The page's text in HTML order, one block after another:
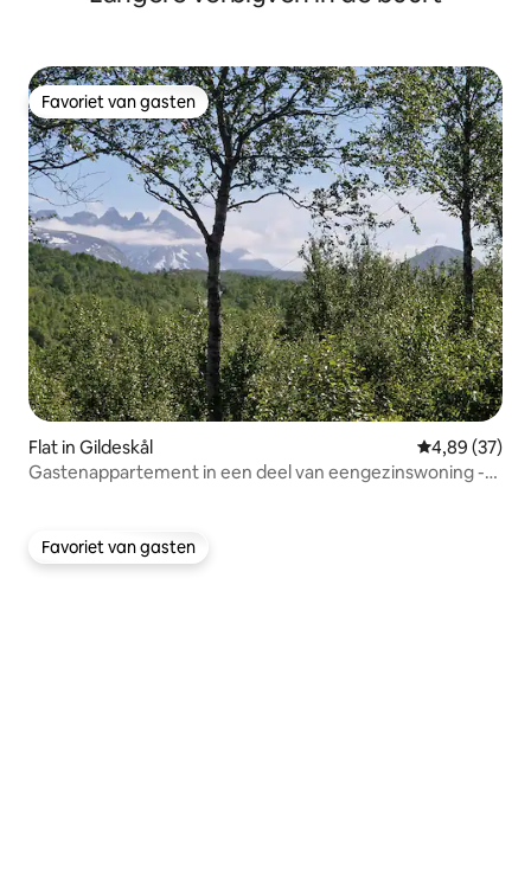
Favoriet van gasten
Favoriet van gasten
Flat in Gildeskål Gemiddelde
4,89 (37)
Gastenappartement in een deel van eengezinswoning -
Favoriet van gasten
Favoriet van gasten